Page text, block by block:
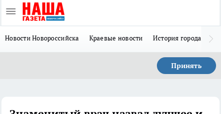
Новости Новороссийска Краевые новости История города Н
Принять